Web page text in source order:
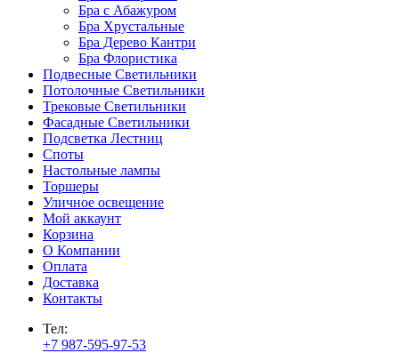
Бра с Абажуром
Бра Хрустальные
Бра Дерево Кантри
Бра Флористика
Подвесные Светильники
Потолочные Светильники
Трековые Светильники
Фасадные Светильники
Подсветка Лестниц
Споты
Настольные лампы
Торшеры
Уличное освещение
Мой аккаунт
Корзина
О Компании
Оплата
Доставка
Контакты
Тел:
+7 987-595-97-53